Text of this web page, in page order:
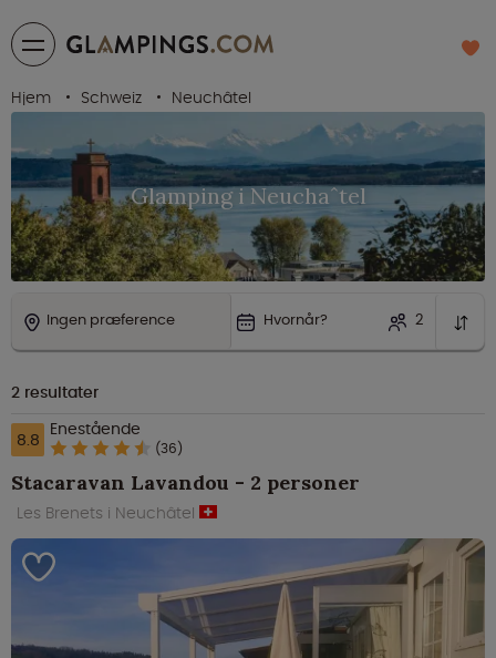
Hjem Schweiz Neuchâtel
Glamping i Neuchâtel
Ingen præference Hvornår? 2
2 resultater
8.8 Enestående
(36)
Stacaravan Lavandou - 2 personer
Les Brenets i Neuchâtel